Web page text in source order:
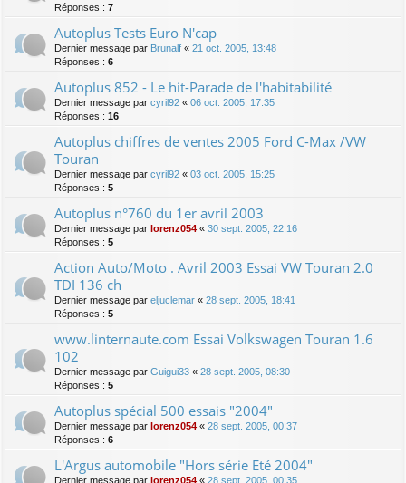
Réponses : 7
Autoplus Tests Euro N'cap
Dernier message par Brunalf « 21 oct. 2005, 13:48
Réponses : 6
Autoplus 852 - Le hit-Parade de l'habitabilité
Dernier message par cyril92 « 06 oct. 2005, 17:35
Réponses : 16
Autoplus chiffres de ventes 2005 Ford C-Max /VW
Touran
Dernier message par cyril92 « 03 oct. 2005, 15:25
Réponses : 5
Autoplus n°760 du 1er avril 2003
Dernier message par lorenz054 « 30 sept. 2005, 22:16
Réponses : 5
Action Auto/Moto . Avril 2003 Essai VW Touran 2.0
TDI 136 ch
Dernier message par eljuclemar « 28 sept. 2005, 18:41
Réponses : 5
www.linternaute.com Essai Volkswagen Touran 1.6
102
Dernier message par Guigui33 « 28 sept. 2005, 08:30
Réponses : 5
Autoplus spécial 500 essais "2004"
Dernier message par lorenz054 « 28 sept. 2005, 00:37
Réponses : 6
L'Argus automobile "Hors série Eté 2004"
Dernier message par lorenz054 « 28 sept. 2005, 00:35